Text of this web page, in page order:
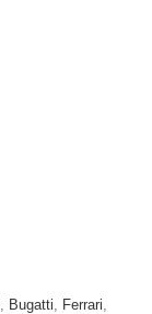
Bugatti Ferrari